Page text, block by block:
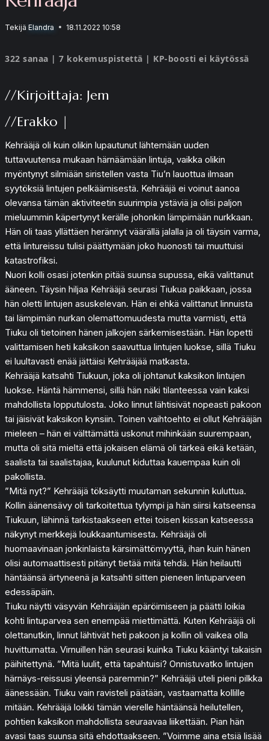
Tekijä Elandra 18.11.2022 10:58
322 sanaa | 7 kokemuspistettä | KP-boosti ei käytössä
//Kirjoittaja: Jem
//Erakko |
Kehrääjä oli kuin olikin lupautunut lähtemään uuden
tuttavuutensa mukaan härnäämään lintuja, vaikka olikin
myöntynyt silmiään siristellen vasta Tiu’n lauottua ilmaan
syytöksiä lintujen pelkäämisestä. Kehrääjä ei voinut aanoa
olevansa tämän aktiviteetin suurimpia ystäviä ja olisi paljon
mieluummin käpertynyt kerälle johonkin lämpimään nurkkaan.
Hän oli taas yllättäen herännyt väärällä jalalla ja oli täysin varma,
että lintureissu tulisi päättymään joko huonosti tai muuttuisi
katastrofiksi.
Nuori kolli osasi jotenkin pitää suunsa supussa, eikä valittanut
ääneen. Täysin hiljaa Kehrääjä seurasi Tiukua paikkaan, jossa
hän oletti lintujen asuskelevan. Hän ei ehkä valittanut linnuista
tai lämpimän nurkan olemattomuudesta mutta varmisti, että
Tiuku oli tietoinen hänen jalkojen särkemisestään. Hän lopetti
valittamisen heti kaksikon saavuttua lintujen luokse, sillä Tiuku
ei luultavasti enää jättäisi Kehrääjää matkasta.
Kehrääjä katsahti Tiukuun, joka oli johtanut kaksikon lintujen
luokse. Häntä hämmensi, sillä hän näki tilanteessa vain kaksi
mahdollista lopputulosta. Joko linnut lähtisivät nopeasti pakoon
tai jäisivät kaksikon kynsiin. Toinen vaihtoehto ei ollut Kehrääjän
mieleen – hän ei välttämättä uskonut mihinkään suurempaan,
mutta oli sitä mieltä että jokaisen elämä oli tärkeä eikä ketään,
saalista tai saalistajaa, kuulunut kiduttaa kauempaa kuin oli
pakollista.
”Mitä nyt?” Kehrääjä töksäytti muutaman sekunnin kuluttua.
Kollin äänensävy oli tarkoitettua tylympi ja hän siirsi katseensa
Tiukuun, lähinnä tarkistaakseen ettei toisen kissan katseessa
näkynyt merkkejä loukkaantumisesta. Kehrääjä oli
huomaavinaan jonkinlaista kärsimättömyyttä, ihan kuin hänen
olisi automaattisesti pitänyt tietää mitä tehdä. Hän heilautti
häntäänsä ärtyneenä ja katsahti sitten pieneen lintuparveen
edessäpäin.
Tiuku näytti väsyvän Kehrääjän epäröimiseen ja päätti loikia
kohti lintuparvea sen enempää miettimättä. Kuten Kehrääjä oli
olettanutkin, linnut lähtivät heti pakoon ja kollin oli vaikea olla
huvittumatta. Virnuillen hän seurasi kuinka Tiuku kääntyi takaisin
päihitettynä. ”Mitä luulit, että tapahtuisi? Onnistuvatko lintujen
härnäys-reissusi yleensä paremmin?” Kehrääjä uteli pieni pilkka
äänessään. Tiuku vain ravisteli päätään, vastaamatta kollille
mitään. Kehrääjä loikki tämän vierelle häntäänsä heilutellen,
pohtien kaksikon mahdollista seuraavaa liikettään. Pian hän
avasi taas suunsa sitä ehdottaakseen. ”Voimme aina etsiä lisää